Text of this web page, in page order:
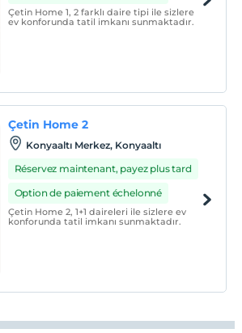
Çetin Home 1, 2 farklı daire tipi ile sizlere
ev konforunda tatil imkanı sunmaktadır.
Çetin Home 2
Konyaaltı Merkez, Konyaaltı
Réservez maintenant, payez plus tard
Option de paiement échelonné
Çetin Home 2, 1+1 daireleri ile sizlere ev
konforunda tatil imkanı sunmaktadır.